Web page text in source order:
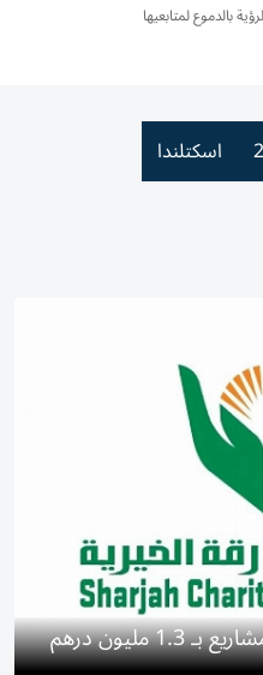
بالدموع لمتابعيها
اسكتلندا